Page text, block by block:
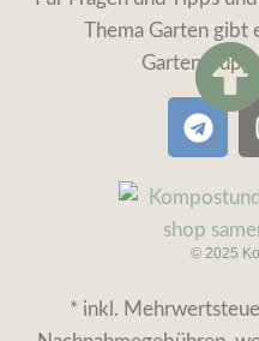
Thema Garten gibt
© 2025
* inkl.